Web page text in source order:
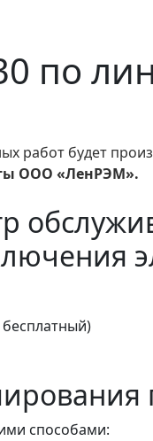
по
работ будет
ООО «ЛенРЭМ».
способами: